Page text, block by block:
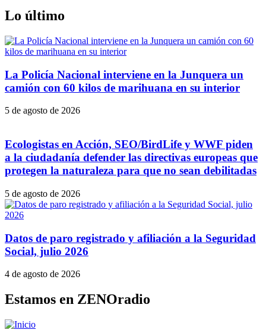
Lo último
La Policía Nacional interviene en la Junquera un
camión con 60 kilos de marihuana en su interior
5 de agosto de 2026
Ecologistas en Acción, SEO/BirdLife y WWF piden
a la ciudadanía defender las directivas europeas que
protegen la naturaleza para que no sean debilitadas
5 de agosto de 2026
Datos de paro registrado y afiliación a la Seguridad
Social, julio 2026
4 de agosto de 2026
Estamos en ZENOradio